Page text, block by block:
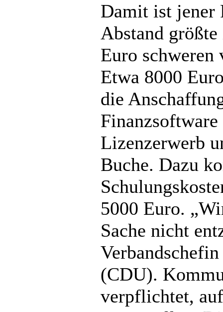
Damit ist jener
Abstand
Euro
Etwa 8000
die
Lizenzerwerb
Buche. Dazu
5000 Euro.
Sache nicht
(CDU).
verpflichtet,